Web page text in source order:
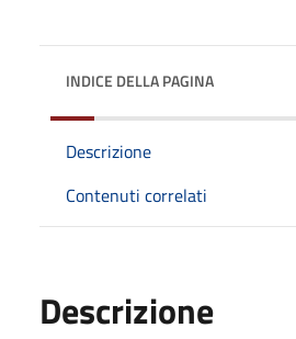
INDICE DELLA PAGINA
Descrizione
Contenuti correlati
Descrizione